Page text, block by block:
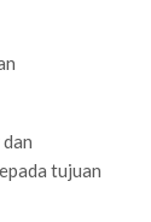
tujuan